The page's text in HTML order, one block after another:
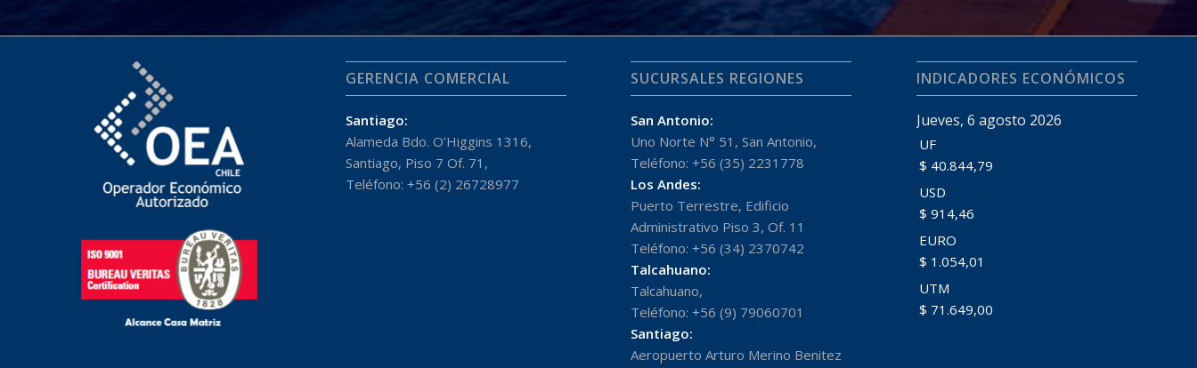
GERENCIA COMERCIAL
Santiago:
Alameda Bdo. O’Higgins 1316,
Santiago, Piso 7 Of. 71,
Teléfono: +56 (2) 26728977
SUCURSALES REGIONES
San Antonio:
Uno Norte N° 51, San Antonio,
Teléfono: +56 (35) 2231778
Los Andes:
Puerto Terrestre, Edificio
Administrativo Piso 3, Of. 11
Teléfono: +56 (34) 2370742
Talcahuano:
Talcahuano,
Teléfono: +56 (9) 79060701
Santiago:
Aeropuerto Arturo Merino Benitez
INDICADORES ECONÓMICOS
Jueves, 6 agosto 2026
UF
$ 40.844,79
USD
$ 914,46
EURO
$ 1.054,01
UTM
$ 71.649,00